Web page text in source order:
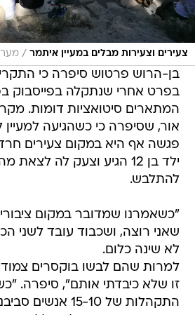
צעירים וצעירות מבלים במעיין איתמר /
בן-הרוש פרטוש סיפרה כי
בפרט אחרי שנתקלה בפייסבוק
המתארים סיטואציות דומות.
אור, שסיפרה כי כשהגיעה למעיין
פגשה אף היא במקום צעירים
ילד בן 12 הגיע וצעק לה
להתלבש.
"כשאמרנו שמדובר במקום
שאני רוצה, ושכבוד עובד לשני
לא שינה כלום.
למרות שהם לבשו בוקסרים
זו שלא כיבדתי אותם", סיפרה.
התקהלות של 15-10